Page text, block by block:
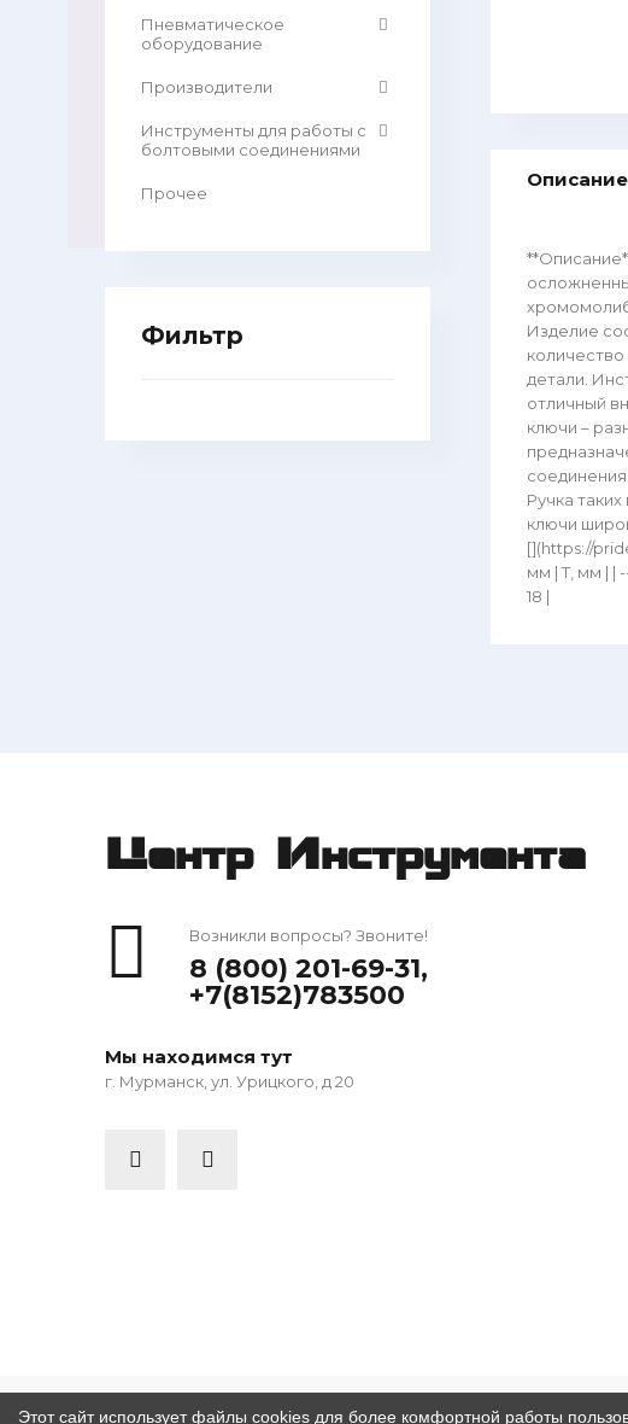
Описание
Изделие
детали.
отличный
ключи –
Ручка
ключи
[](https://
мм | Т, мм | |
18 |
Пневматическое
оборудование
Производители
Инструменты для работы с
болтовыми соединениями
Прочее
Фильтр
Центр Инструмента
Возникли вопросы? Звоните!
8 (800) 201-69-31,
+7(8152)783500
Мы находимся тут
г. Мурманск, ул. Урицкого, д 20
Этот сайт использует файлы cookies для более комфортной работы